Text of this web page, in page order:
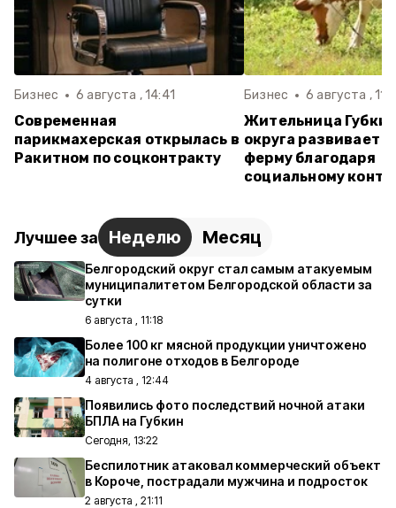
Бизнес 6 августа , 14:41
Современная
парикмахерская открылась в
Ракитном по соцконтракту
Бизнес 6 августа ,
Жительница
округа развивает
ферму благодаря
социальному
Лучшее за Неделю Месяц
Белгородский округ стал самым атакуемым
муниципалитетом Белгородской области за
сутки
6 августа , 11:18
Более 100 кг мясной продукции уничтожено
на полигоне отходов в Белгороде
4 августа , 12:44
Появились фото последствий ночной атаки
БПЛА на Губкин
Сегодня, 13:22
Беспилотник атаковал коммерческий объект
в Короче, пострадали мужчина и подросток
2 августа , 21:11